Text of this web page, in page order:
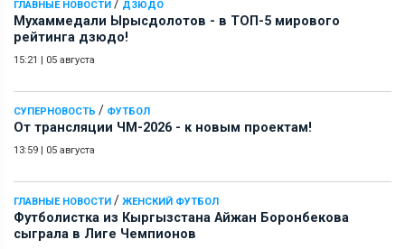
ГЛАВНЫЕ НОВОСТИ / ДЗЮДО
Мухаммедали Ырысдолотов - в ТОП-5 мирового
рейтинга дзюдо!
15:21 | 05 августа
СУПЕРНОВОСТЬ / ФУТБОЛ
От трансляции ЧМ-2026 - к новым проектам!
13:59 | 05 августа
ГЛАВНЫЕ НОВОСТИ / ЖЕНСКИЙ ФУТБОЛ
Футболистка из Кыргызстана Айжан Боронбекова
сыграла в Лиге Чемпионов